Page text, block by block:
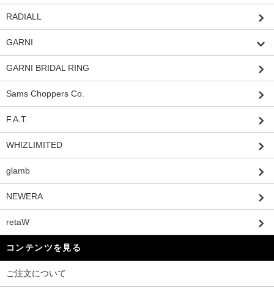
RADIALL
GARNI
GARNI BRIDAL RING
Sams Choppers Co.
F.A.T.
WHIZLIMITED
glamb
NEWERA
retaW
コンテンツを見る
ご注文について